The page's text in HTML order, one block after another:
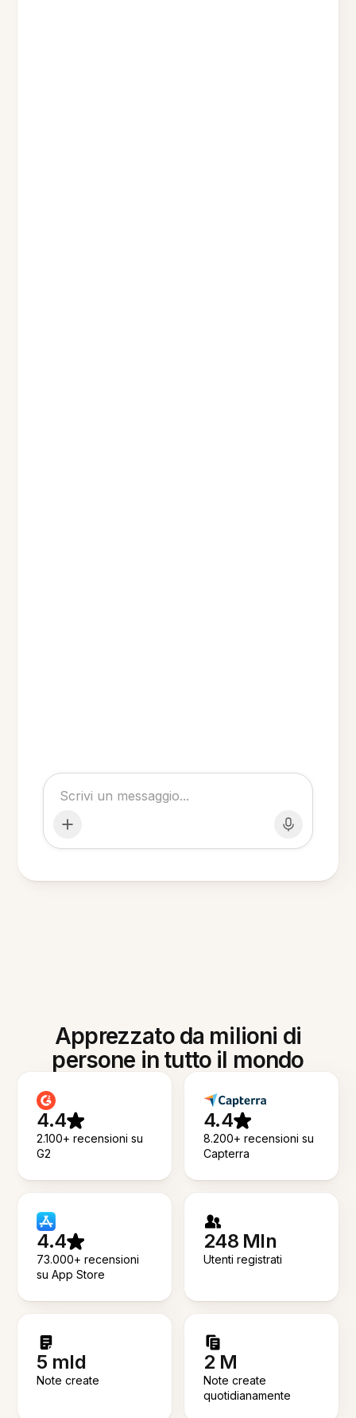
Apprezzato da milioni di
persone in tutto il mondo
4.4
2.100+ recensioni su
G2
4.4
8.200+ recensioni su
Capterra
4.4
73.000+ recensioni
su App Store
248 Mln
Utenti registrati
5 mld
Note create
2 M
Note create
quotidianamente